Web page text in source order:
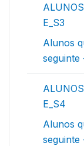
E_S3
Alunos
seguinte
E_S4
Alunos
seguinte